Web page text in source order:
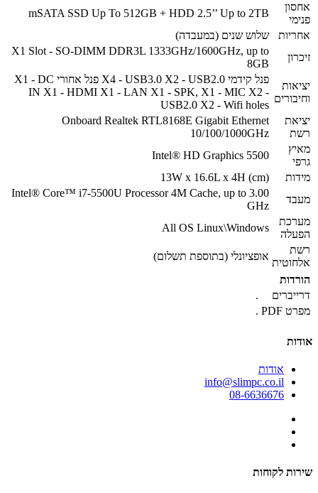
אחסון
פנימי
mSATA SSD Up To 512GB + HDD 2.5’’ Up to 2TB
אחריות
שלוש שנים (במעבדה)
זיכרון
X1 Slot - SO-DIMM DDR3L 1333GHz/1600GHz, up to
8GB
יציאות
וחיבורים
פנל קידמי X4 - USB3.0 X2 - USB2.0 פנל אחורי X1 - DC
IN X1 - HDMI X1 - LAN X1 - SPK, X1 - MIC X2 -
USB2.0 X2 - Wifi holes
יציאת
רשת
Onboard Realtek RTL8168E Gigabit Ethernet
10/100/1000GHz
מאיץ
גרפי
Intel® HD Graphics 5500
מידות
13W x 16.6L x 4H (cm)
מעבד
Intel® Core™ i7-5500U Processor 4M Cache, up to 3.00
GHz
מערכת
הפעלה
All OS Linux\Windows
רשת
אלחוטית
אופציונלי (בתוספת תשלום)
הורדות
דרייברים
.
מפרט PDF
.
אודות
אודות
info@slimpc.co.il
08-6636676
שירות לקוחות